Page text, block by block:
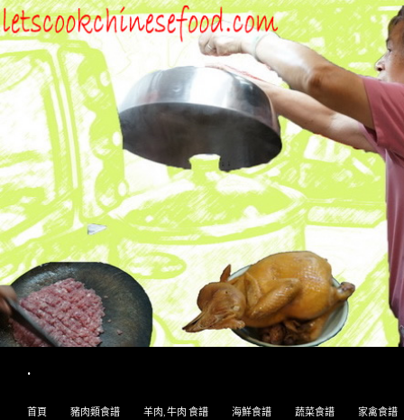
.
首頁
豬肉類食譜 羊肉, 牛肉 食譜 海鮮食譜 蔬菜食譜 家禽食譜